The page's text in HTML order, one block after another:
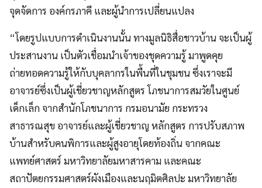
จุดจัดการ องค์กรภาคี และผู้นําการเปลี่ยนแปลง
“โดยรูปแบบการดำเนินงานนั้น ทางมูลนิธิสื่อชาวบ้าน จะเป็นผู้
ประสานงาน เป็นตัวเชื่อมนำเจ้าของชุดความรู้ มาพูดคุย
ถ่ายทอดความรู้ให้กับบุคลากรในพื้นที่ในชุมชน ซึ่งเราจะมี
อาจารย์ซึ่งเป็นผู้เชี่ยวชาญหลักสูตร โภชนาการสมวัยในศูนย์
เด็กเล็ก จากสำนักโภชนาการ กรมอนามัย กระทรวง
สาธารณสุข อาจารย์และผู้เชี่ยวชาญ หลักสูตร การปรับสภาพ
บ้านสำหรับคนพิการและผู้สูงอายุโดยท้องถิ่น จากคณะ
แพทย์ศาสตร์ มหาวิทยาลัยมหาสารคาม และคณะ
สถาปัตยกรรมศาสตร์ผังเมืองและนฤมิตศิลปะ มหาวิทยาลัย